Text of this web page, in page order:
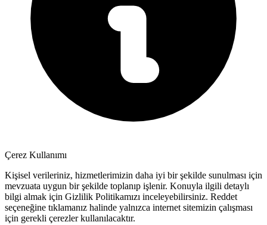
Çerez Kullanımı
Kişisel verileriniz, hizmetlerimizin daha iyi bir şekilde sunulması için
mevzuata uygun bir şekilde toplanıp işlenir. Konuyla ilgili detaylı
bilgi almak için Gizlilik Politikamızı inceleyebilirsiniz. Reddet
seçeneğine tıklamanız halinde yalnızca internet sitemizin çalışması
için gerekli çerezler kullanılacaktır.